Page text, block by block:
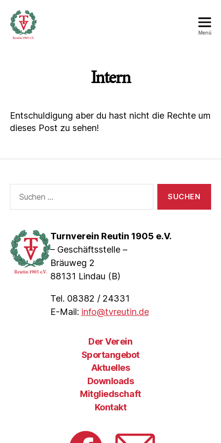
Menü
Intern
Entschuldigung aber du hast nicht die Rechte um
dieses Post zu sehen!
Turnverein Reutin 1905 e.V.
– Geschäftsstelle –
Bräuweg 2
88131 Lindau (B)
Tel. 08382 / 24331
E-Mail: info@tvreutin.de
nach:
Der Verein
Sportangebot
Aktuelles
Downloads
Mitgliedschaft
Kontakt